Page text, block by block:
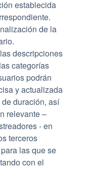
establecida
de la
descripciones
categorías
podrán
y actualizada
duración, así
relevante –
- en
terceros
las que se
con el